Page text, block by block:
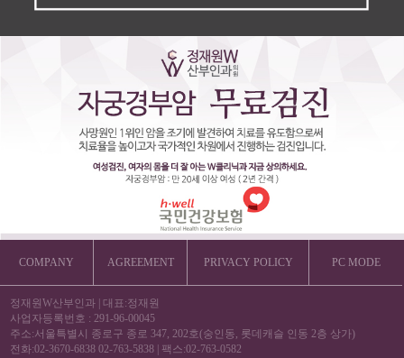
COMPANY AGREEMENT PRIVACY POLICY PC MODE
정재원W산부인과 | 대표:정재원
사업자등록번호 : 291-96-00045
주소:서울특별시 종로구 종로 347, 202호(숭인동, 롯데캐슬 인동 2층 상가)
전화:02-3670-6838 02-763-5838 | 팩스:02-763-0582